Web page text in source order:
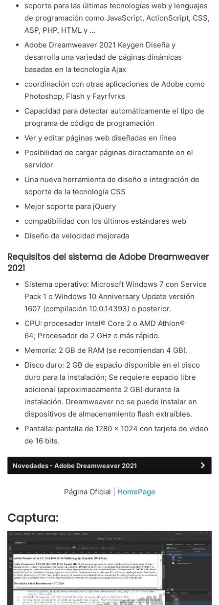
soporte para las últimas tecnologías web y lenguajes
de programación como JavaScript, ActionScript, CSS,
ASP, PHP, HTML y …
Adobe Dreamweaver 2021 Keygen Diseña y
desarrolla una variedad de páginas dinámicas
basadas en la tecnología Ajax
coordinación con otras aplicaciones de Adobe como
Photoshop, Flash y Fayrfvrks
Capacidad para detectar automáticamente el tipo de
programa de código de programación
Ver y editar páginas web diseñadas en línea
Posibilidad de cargar páginas directamente en el
servidor
Una nueva herramienta de diseño e integración de
soporte de la tecnología CSS
Mejor soporte para jQuery
compatibilidad con los últimos estándares web
Diseño de velocidad mejorada
Requisitos del sistema de Adobe Dreamweaver
2021
Sistema operativo: Microsoft Windows 7 con Service
Pack 1 o Windows 10 Anniversary Update versión
1607 (compilación 10.0.14393) o posterior.
CPU: procesador Intel® Core 2 o AMD Athlon®
64; Procesador de 2 GHz o más rápido.
Memoria: 2 GB de RAM (se recomiendan 4 GB).
Disco duro: 2 GB de espacio disponible en el disco
duro para la instalación; Se requiere espacio libre
adicional (aproximadamente 2 GB) durante la
instalación. Dreamweaver no se puede instalar en
dispositivos de almacenamiento flash extraíbles.
Pantalla: pantalla de 1280 × 1024 con tarjeta de video
de 16 bits.
Novedades - Adobe Dreamweaver 2021
Página Oficial | HomePage
Captura: